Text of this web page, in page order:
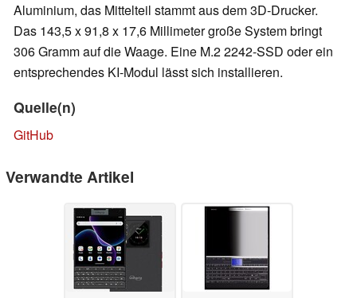
Aluminium, das Mittelteil stammt aus dem 3D-Drucker.
Das 143,5 x 91,8 x 17,6 Millimeter große System bringt
306 Gramm auf die Waage. Eine M.2 2242-SSD oder ein
entsprechendes KI-Modul lässt sich installieren.
Quelle(n)
GitHub
Verwandte Artikel